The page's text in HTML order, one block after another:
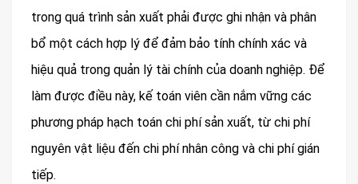
trong quá trình sản xuất phải được ghi nhận và phân
bổ một cách hợp lý để đảm bảo tính chính xác và
hiệu quả trong quản lý tài chính của doanh nghiệp. Để
làm được điều này, kế toán viên cần nắm vững các
phương pháp hạch toán chi phí sản xuất, từ chi phí
nguyên vật liệu đến chi phí nhân công và chi phí gián
tiếp.